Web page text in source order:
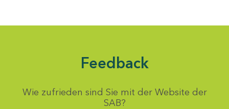
Feedback
Wie zufrieden sind Sie mit der Website der
SAB?